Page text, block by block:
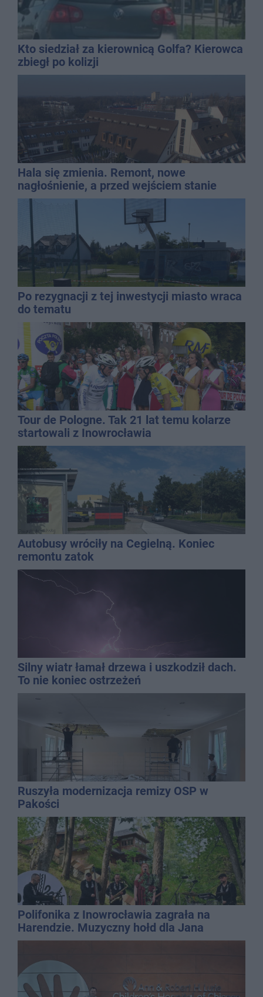
Kto siedział za kierownicą Golfa? Kierowca
zbiegł po kolizji
Hala się zmienia. Remont, nowe
nagłośnienie, a przed wejściem stanie
QEMETICA ARENA
Po rezygnacji z tej inwestycji miasto wraca
do tematu
Tour de Pologne. Tak 21 lat temu kolarze
startowali z Inowrocławia
Autobusy wróciły na Cegielną. Koniec
remontu zatok
Silny wiatr łamał drzewa i uszkodził dach.
To nie koniec ostrzeżeń
Ruszyła modernizacja remizy OSP w
Pakości
Polifonika z Inowrocławia zagrała na
Harendzie. Muzyczny hołd dla Jana
Kasprowicza